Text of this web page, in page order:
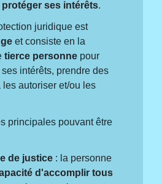
protéger ses intérêts.
juridique est
et consiste en la
tierce personne pour
intérêts, prendre des
autoriser et/ou les
principales pouvant être
de justice : la personne
d'accomplir tous